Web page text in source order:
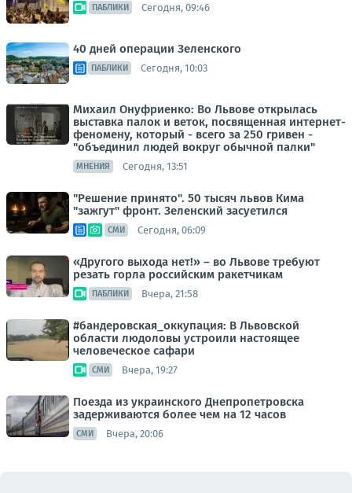
ПАБЛИКИ Сегодня, 09:46
40 дней операции Зеленского
ПАБЛИКИ Сегодня, 10:03
Михаил Онуфриенко: Во Львове открылась
выставка палок и веток, посвященная интернет-
феномену, который - всего за 250 гривен -
"объединил людей вокруг обычной палки"
МНЕНИЯ Сегодня, 13:51
"Решение принято". 50 тысяч львов Кима
"зажгут" фронт. Зеленский засуетился
СМИ Сегодня, 06:09
«Другого выхода нет!» – во Львове требуют
резать горла российским ракетчикам
ПАБЛИКИ Вчера, 21:58
#бандеровская_оккупация: В Львовской
области людоловы устроили настоящее
человеческое сафари
СМИ Вчера, 19:27
Поезда из украинского Днепропетровска
задерживаются более чем на 12 часов
СМИ Вчера, 20:06